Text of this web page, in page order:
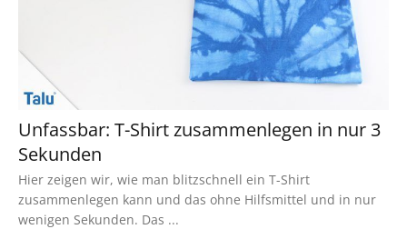
Unfassbar: T-Shirt zusammenlegen in nur 3
Sekunden
Hier zeigen wir, wie man blitzschnell ein T-Shirt
zusammenlegen kann und das ohne Hilfsmittel und in nur
wenigen Sekunden. Das ...